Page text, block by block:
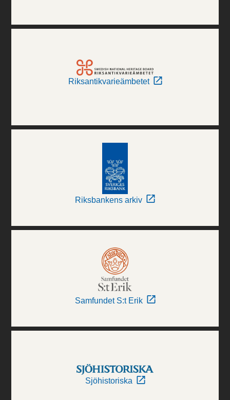
Riksantikvarieämbetet
Riksbankens arkiv
Samfundet S:t Erik
Sjöhistoriska